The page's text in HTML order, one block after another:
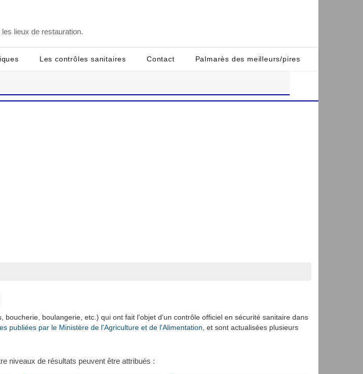
lieux de restauration.
Les contrôles sanitaires Contact Palmarès des meilleurs/pires
boulangerie, etc.) qui ont fait l'objet d'un contrôle officiel en sécurité sanitaire dans
publiées par le Ministère de l'Agriculture et de l'Alimentation, et sont actualisées plusieurs
niveaux de résultats peuvent être attribués :